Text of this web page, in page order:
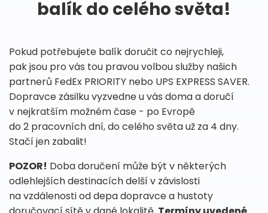
balík do celého světa!
Pokud potřebujete balík doručit co nejrychleji,
pak jsou pro vás tou pravou volbou služby našich
partnerů FedEx PRIORITY nebo UPS EXPRESS SAVER.
Dopravce zásilku vyzvedne u vás doma a doručí
v nejkratším možném čase - po Evropě
do 2 pracovních dní, do celého světa už za 4 dny.
Stačí jen zabalit!
POZOR! Doba doručení může být v některých
odlehlejších destinacích delší v závislosti
na vzdálenosti od depa dopravce a hustoty